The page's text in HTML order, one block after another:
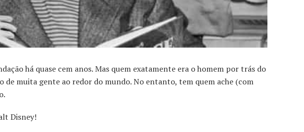
há quase cem anos. Mas quem exatamente era o homem por trás do
de muita gente ao redor do mundo. No entanto, tem quem ache (com
Disney!